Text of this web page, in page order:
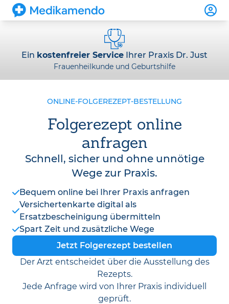
Ein kostenfreier Service Ihrer Praxis Dr. Just
Frauenheilkunde und Geburtshilfe
ONLINE-FOLGEREZEPT-BESTELLUNG
Folgerezept online
anfragen
Schnell, sicher und ohne unnötige
Wege zur Praxis.
Bequem online bei Ihrer Praxis anfragen
Versichertenkarte digital als
Ersatzbescheinigung übermitteln
Spart Zeit und zusätzliche Wege
Jetzt Folgerezept bestellen
Der Arzt entscheidet über die Ausstellung des
Rezepts.
Jede Anfrage wird von Ihrer Praxis individuell
geprüft.